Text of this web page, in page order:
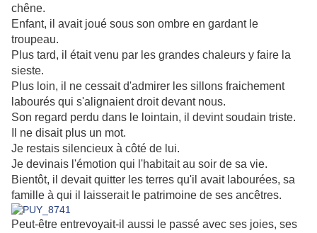
chêne.
Enfant, il avait joué sous son ombre en gardant le
troupeau.
Plus tard, il était venu par les grandes chaleurs y faire la
sieste.
Plus loin, il ne cessait d'admirer les sillons fraichement
labourés qui s'alignaient droit devant nous.
Son regard perdu dans le lointain, il devint soudain triste.
Il ne disait plus un mot.
Je restais silencieux à côté de lui.
Je devinais l'émotion qui l'habitait au soir de sa vie.
Bientôt, il devait quitter les terres qu'il avait labourées, sa
famille à qui il laisserait le patrimoine de ses ancêtres.
Peut-être entrevoyait-il aussi le passé avec ses joies, ses